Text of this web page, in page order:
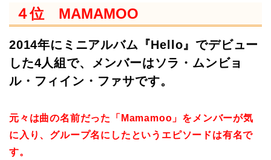
４位 MAMAMOO
2014年にミニアルバム『Hello』でデビュー
した4人組で、メンバーはソラ・ムンビョ
ル・フィイン・ファサです。
元々は曲の名前だった「Mamamoo」をメンバーが気
に入り、グループ名にしたというエピソードは有名で
す。